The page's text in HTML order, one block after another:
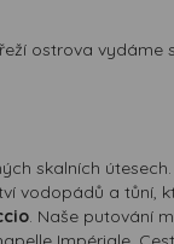
ostrova vydáme
skalních
vodopádů a tůní,
. Naše putování